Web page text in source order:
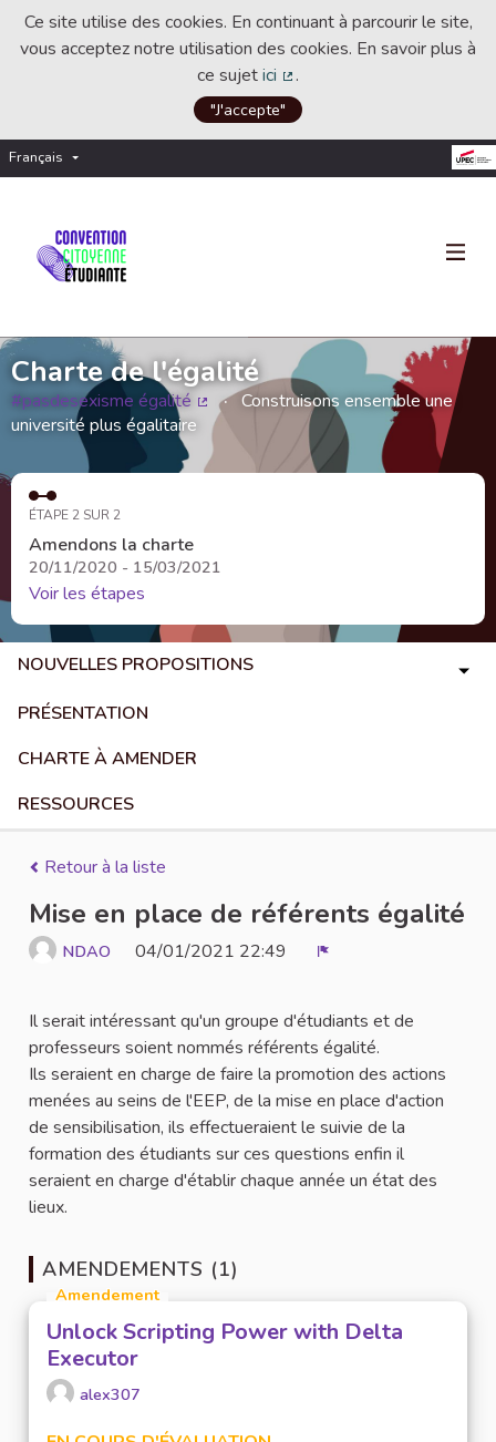
Ce site utilise des cookies. En continuant à parcourir le site,
vous acceptez notre utilisation des cookies. En savoir plus à
ce sujetici
(Lien externe)
.
"J'accepte"
Français Choisir la langue
Charte de l'égalité
#pasdesexisme égalité
(Lien externe)
Construisons ensemble une
université plus égalitaire
ÉTAPE 2 SUR 2
Amendons la charte
20/11/2020 - 15/03/2021
Voir les étapes
NOUVELLES PROPOSITIONS
PRÉSENTATION
CHARTE À AMENDER
RESSOURCES
Retour à la liste
Mise en place de référents égalité
NDAO 04/01/2021 22:49
Il serait intéressant qu'un groupe d'étudiants et de
professeurs soient nommés référents égalité.
Ils seraient en charge de faire la promotion des actions
menées au seins de l'EEP, de la mise en place d'action
de sensibilisation, ils effectueraient le suivie de la
formation des étudiants sur ces questions enfin il
seraient en charge d'établir chaque année un état des
lieux.
AMENDEMENTS (1)
Amendement
Unlock Scripting Power with Delta
Executor
alex307